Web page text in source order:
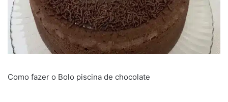
Como fazer o Bolo piscina de chocolate